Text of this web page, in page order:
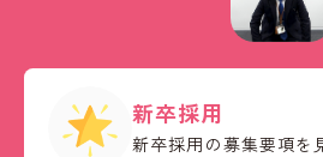
新卒採用
新卒採用の募集要項を